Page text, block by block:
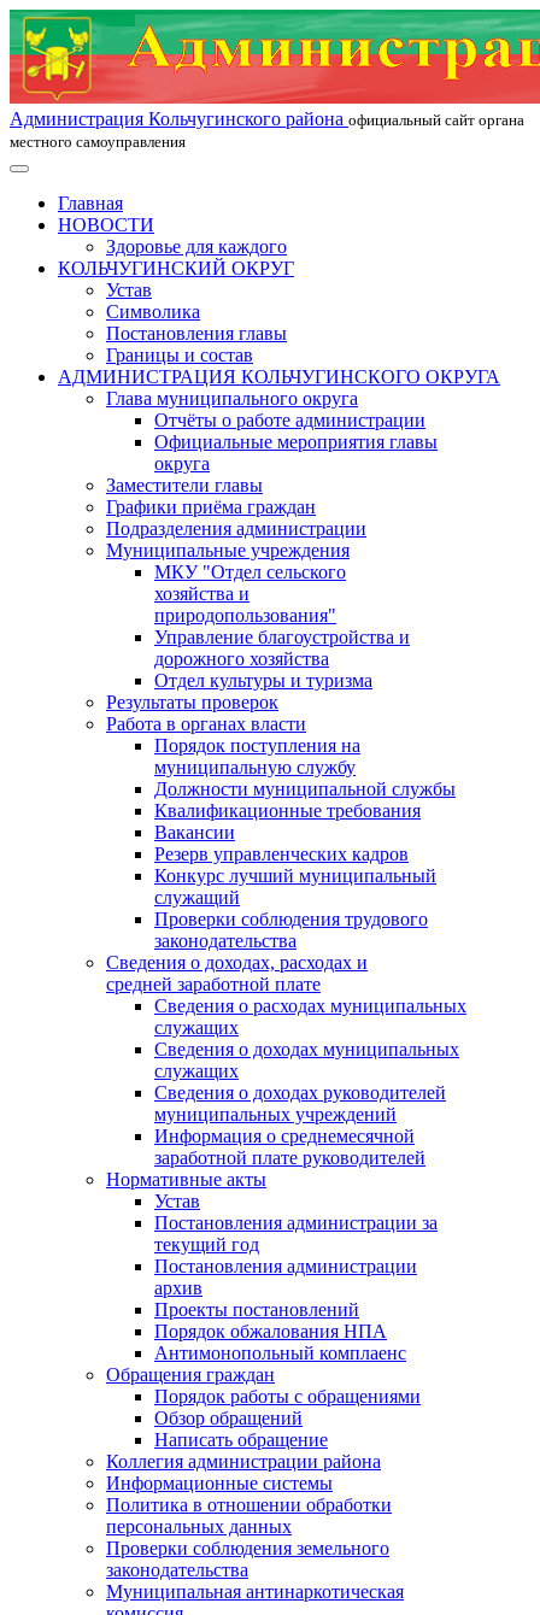
Администрация Кольчугинского района официальный сайт органа
местного самоуправления
Главная
НОВОСТИ
Здоровье для каждого
КОЛЬЧУГИНСКИЙ ОКРУГ
Устав
Символика
Постановления главы
Границы и состав
АДМИНИСТРАЦИЯ КОЛЬЧУГИНСКОГО ОКРУГА
Глава муниципального округа
Отчёты о работе администрации
Официальные мероприятия главы
округа
Заместители главы
Графики приёма граждан
Подразделения администрации
Муниципальные учреждения
МКУ "Отдел сельского
хозяйства и
природопользования"
Управление благоустройства и
дорожного хозяйства
Отдел культуры и туризма
Результаты проверок
Работа в органах власти
Порядок поступления на
муниципальную службу
Должности муниципальной службы
Квалификационные требования
Вакансии
Резерв управленческих кадров
Конкурс лучший муниципальный
служащий
Проверки соблюдения трудового
законодательства
Сведения о доходах, расходах и
средней заработной плате
Сведения о расходах муниципальных
служащих
Сведения о доходах муниципальных
служащих
Сведения о доходах руководителей
муниципальных учреждений
Информация о среднемесячной
заработной плате руководителей
Нормативные акты
Устав
Постановления администрации за
текущий год
Постановления администрации
архив
Проекты постановлений
Порядок обжалования НПА
Антимонопольный комплаенс
Обращения граждан
Порядок работы с обращениями
Обзор обращений
Написать обращение
Коллегия администрации района
Информационные системы
Политика в отношении обработки
персональных данных
Проверки соблюдения земельного
законодательства
Муниципальная антинаркотическая